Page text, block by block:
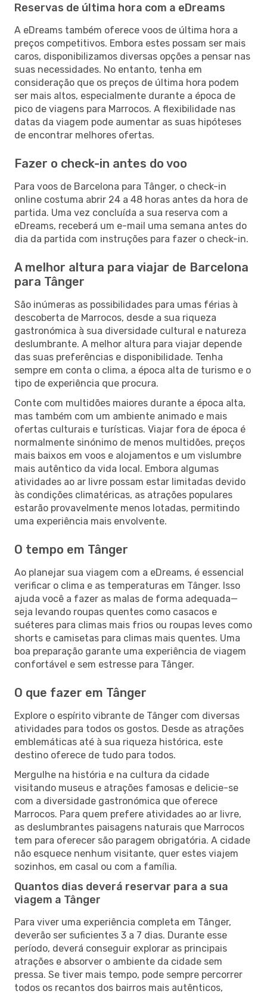
Reservas de última hora com a eDreams
A eDreams também oferece voos de última hora a
preços competitivos. Embora estes possam ser mais
caros, disponibilizamos diversas opções a pensar nas
suas necessidades. No entanto, tenha em
consideração que os preços de última hora podem
ser mais altos, especialmente durante a época de
pico de viagens para Marrocos. A flexibilidade nas
datas da viagem pode aumentar as suas hipóteses
de encontrar melhores ofertas.
Fazer o check-in antes do voo
Para voos de Barcelona para Tânger, o check-in
online costuma abrir 24 a 48 horas antes da hora de
partida. Uma vez concluída a sua reserva com a
eDreams, receberá um e-mail uma semana antes do
dia da partida com instruções para fazer o check-in.
A melhor altura para viajar de Barcelona
para Tânger
São inúmeras as possibilidades para umas férias à
descoberta de Marrocos, desde a sua riqueza
gastronómica à sua diversidade cultural e natureza
deslumbrante. A melhor altura para viajar depende
das suas preferências e disponibilidade. Tenha
sempre em conta o clima, a época alta de turismo e o
tipo de experiência que procura.
Conte com multidões maiores durante a época alta,
mas também com um ambiente animado e mais
ofertas culturais e turísticas. Viajar fora de época é
normalmente sinónimo de menos multidões, preços
mais baixos em voos e alojamentos e um vislumbre
mais autêntico da vida local. Embora algumas
atividades ao ar livre possam estar limitadas devido
às condições climatéricas, as atrações populares
estarão provavelmente menos lotadas, permitindo
uma experiência mais envolvente.
O tempo em Tânger
Ao planejar sua viagem com a eDreams, é essencial
verificar o clima e as temperaturas em Tânger. Isso
ajuda você a fazer as malas de forma adequada—
seja levando roupas quentes como casacos e
suéteres para climas mais frios ou roupas leves como
shorts e camisetas para climas mais quentes. Uma
boa preparação garante uma experiência de viagem
confortável e sem estresse para Tânger.
O que fazer em Tânger
Explore o espírito vibrante de Tânger com diversas
atividades para todos os gostos. Desde as atrações
emblemáticas até à sua riqueza histórica, este
destino oferece de tudo para todos.
Mergulhe na história e na cultura da cidade
visitando museus e atrações famosas e delicie-se
com a diversidade gastronómica que oferece
Marrocos. Para quem prefere atividades ao ar livre,
as deslumbrantes paisagens naturais que Marrocos
tem para oferecer são paragem obrigatória. A cidade
não esquece nenhum visitante, quer estes viajem
sozinhos, em casal ou com a família.
Quantos dias deverá reservar para a sua
viagem a Tânger
Para viver uma experiência completa em Tânger,
deverão ser suficientes 3 a 7 dias. Durante esse
período, deverá conseguir explorar as principais
atrações e absorver o ambiente da cidade sem
pressa. Se tiver mais tempo, pode sempre percorrer
todos os recantos dos bairros mais autênticos,